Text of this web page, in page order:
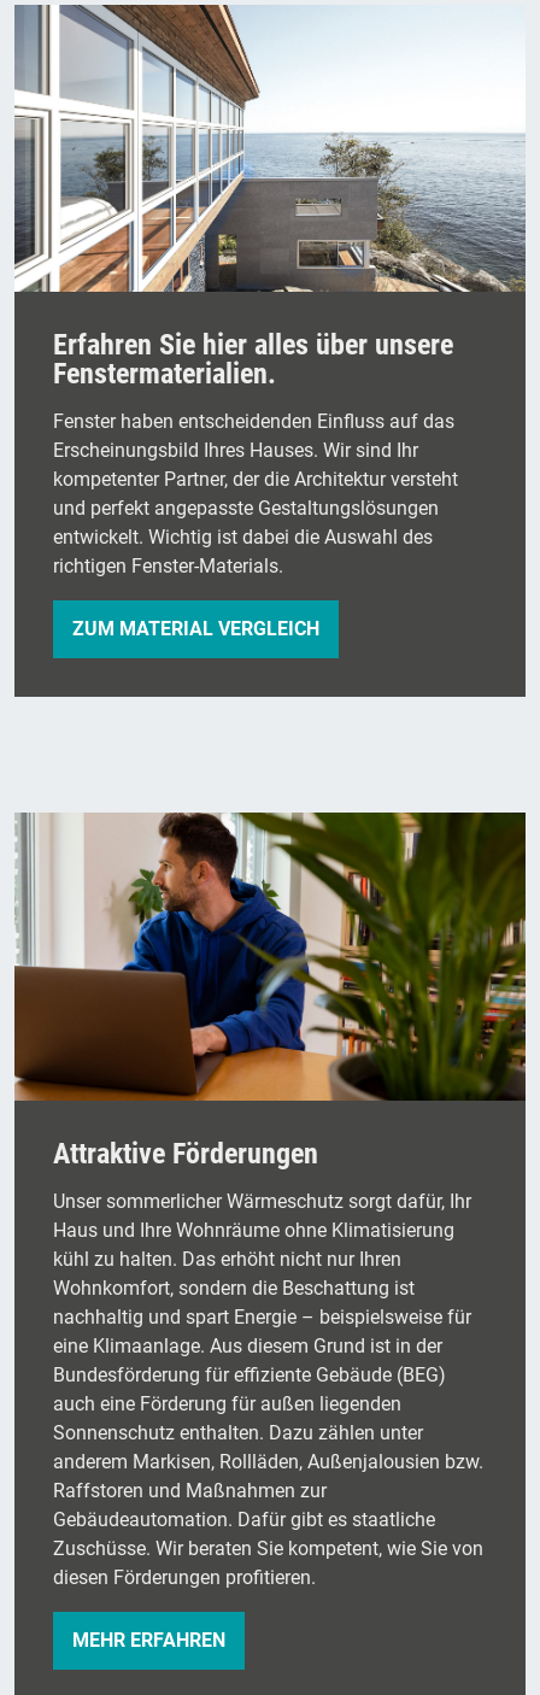
Erfahren Sie hier alles über unsere
Fenstermaterialien.
Fenster haben entscheidenden Einfluss auf das
Erscheinungsbild Ihres Hauses. Wir sind Ihr
kompetenter Partner, der die Architektur versteht
und perfekt angepasste Gestaltungslösungen
entwickelt. Wichtig ist dabei die Auswahl des
richtigen Fenster-Materials.
ZUM MATERIAL VERGLEICH
Attraktive Förderungen
Unser sommerlicher Wärmeschutz sorgt dafür, Ihr
Haus und Ihre Wohnräume ohne Klimatisierung
kühl zu halten. Das erhöht nicht nur Ihren
Wohnkomfort, sondern die Beschattung ist
nachhaltig und spart Energie – beispielsweise für
eine Klimaanlage. Aus diesem Grund ist in der
Bundesförderung für effiziente Gebäude (BEG)
auch eine Förderung für außen liegenden
Sonnenschutz enthalten. Dazu zählen unter
anderem Markisen, Rollläden, Außenjalousien bzw.
Raffstoren und Maßnahmen zur
Gebäudeautomation. Dafür gibt es staatliche
Zuschüsse. Wir beraten Sie kompetent, wie Sie von
diesen Förderungen profitieren.
MEHR ERFAHREN